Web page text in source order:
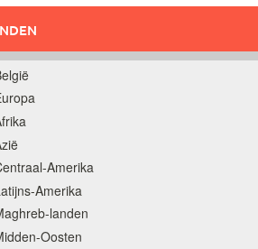
Amerika
Amerika
landen
Oosten